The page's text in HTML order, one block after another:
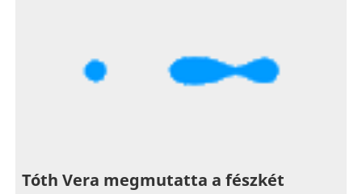
Tóth Vera megmutatta a fészkét